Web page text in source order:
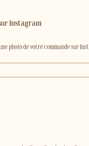
Instagram
photo de votre commande sur